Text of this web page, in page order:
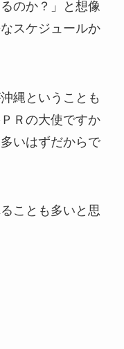
のか？」と想像
スケジュールか
縄ということも
Ｒの大使ですか
いはずだからで
ことも多いと思